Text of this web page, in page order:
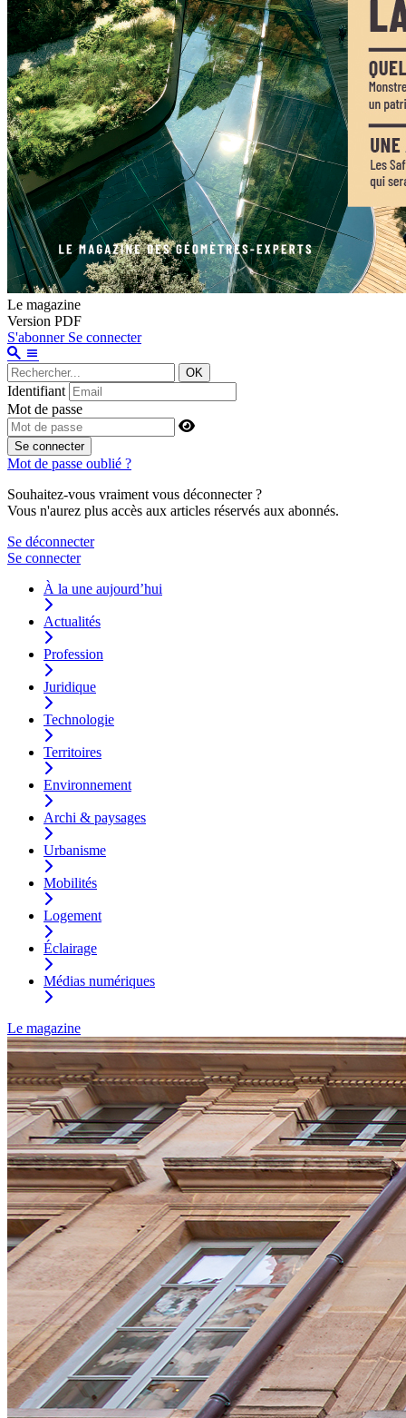
Le magazine
Version PDF
S'abonner Se connecter
OK
Identifiant
Mot de passe
Se connecter
Mot de passe oublié ?
Souhaitez-vous vraiment vous déconnecter ?
Vous n'aurez plus accès aux articles réservés aux abonnés.
Se déconnecter
Se connecter
À la une aujourd’hui
Actualités
Profession
Juridique
Technologie
Territoires
Environnement
Archi & paysages
Urbanisme
Mobilités
Logement
Éclairage
Médias numériques
Le magazine